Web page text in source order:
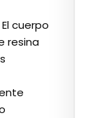
cuerpo
resina